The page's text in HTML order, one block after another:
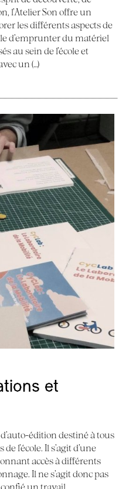
l’Atelier Son offre un
les différents aspects de
d’emprunter du matériel
au sein de l’école et
un (…)
et
édition destiné à tous
l’école. Il s’agit d’une
accès à différents
Il ne s’agit donc pas
un travail